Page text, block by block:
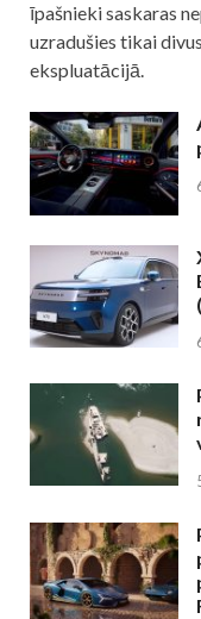
īpašnieki saskaras
uzradušies tikai
ekspluatācijā.